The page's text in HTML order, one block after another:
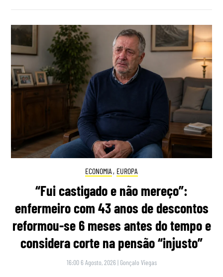
ECONOMIA , EUROPA
“Fui castigado e não mereço”:
enfermeiro com 43 anos de descontos
reformou-se 6 meses antes do tempo e
considera corte na pensão “injusto”
16:00 6 Agosto, 2026 | Gonçalo Viegas